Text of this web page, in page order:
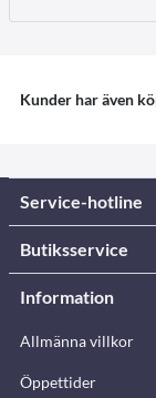
Kunder har även
Service-hotline
Butiksservice
Information
Allmänna villkor
Öppettider